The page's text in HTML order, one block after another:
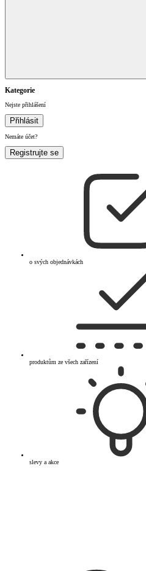
Kategorie
Nejste přihlášení
Přihlásit
Nemáte účet?
Registrujte se
o svých objednávkách
produktům ze všech zařízení
slevy a akce